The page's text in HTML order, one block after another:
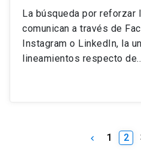
La búsqueda por reforzar
comunican a través de
Instagram o LinkedIn, la
lineamientos respecto
keyboard_arrow_left 1 2